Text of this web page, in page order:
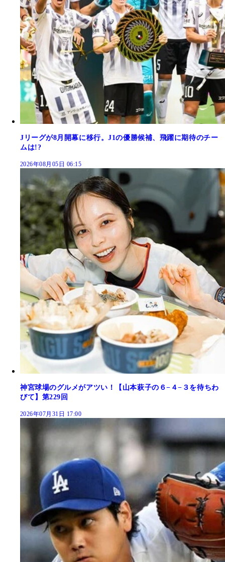
Jリーグが8月開幕に移行。J1の優勝候補、飛躍に期待のチー
ムは!?
2026年08月05日 06:15
神宮球場のグルメがアツい！【山本萩子の６−４−３を待ちわ
びて】第229回
2026年07月31日 17:00